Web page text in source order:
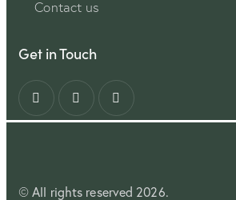
Contact us
Get in Touch
©All rights reserved 2026.